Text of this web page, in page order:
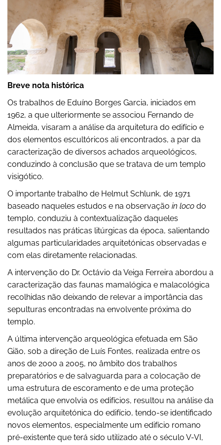
Breve nota histórica
Os trabalhos de Eduíno Borges Garcia, iniciados em
1962, a que ulteriormente se associou Fernando de
Almeida, visaram a análise da arquitetura do edifício e
dos elementos escultóricos ali encontrados, a par da
caracterização de diversos achados arqueológicos,
conduzindo à conclusão que se tratava de um templo
visigótico.
O importante trabalho de Helmut Schlunk, de 1971
baseado naqueles estudos e na observação in loco do
templo, conduziu à contextualização daqueles
resultados nas práticas litúrgicas da época, salientando
algumas particularidades arquitetónicas observadas e
com elas diretamente relacionadas.
A intervenção do Dr. Octávio da Veiga Ferreira abordou a
caracterização das faunas mamalógica e malacológica
recolhidas não deixando de relevar a importância das
sepulturas encontradas na envolvente próxima do
templo.
A última intervenção arqueológica efetuada em São
Gião, sob a direção de Luís Fontes, realizada entre os
anos de 2000 a 2005, no âmbito dos trabalhos
preparatórios e de salvaguarda para a colocação de
uma estrutura de escoramento e de uma proteção
metálica que envolvia os edifícios, resultou na análise da
evolução arquitetónica do edifício, tendo-se identificado
novos elementos, especialmente um edifício romano
pré-existente que terá sido utilizado até o século V-VI,